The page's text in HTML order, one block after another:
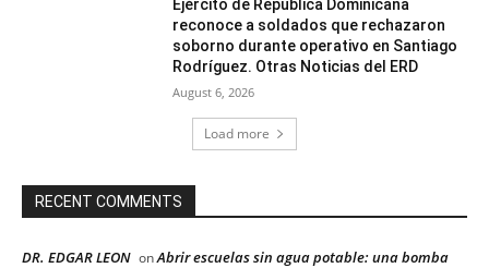
Ejército de Republica Dominicana
reconoce a soldados que rechazaron
soborno durante operativo en Santiago
Rodríguez. Otras Noticias del ERD
August 6, 2026
Load more
RECENT COMMENTS
DR. EDGAR LEON onAbrir escuelas sin agua potable: una bomba